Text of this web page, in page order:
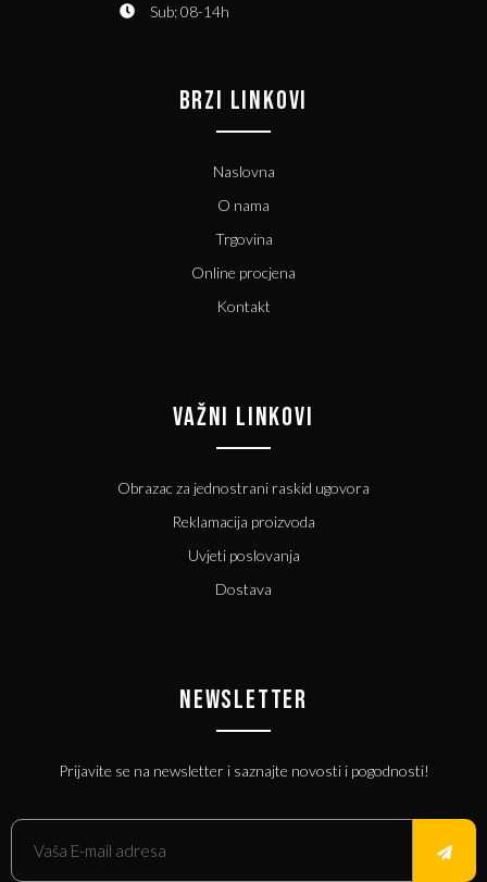
Sub: 08-14h
BRZI LINKOVI
Naslovna
O nama
Trgovina
Online procjena
Kontakt
VAŽNI LINKOVI
Obrazac za jednostrani raskid ugovora
Reklamacija proizvoda
Uvjeti poslovanja
Dostava
NEWSLETTER
Prijavite se na newsletter i saznajte novosti i pogodnosti!